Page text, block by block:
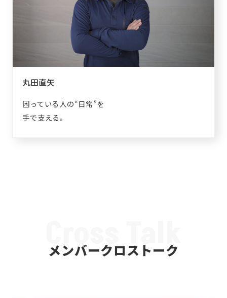
丸田直矢
困っている人の“日常”を
手で支える。
Cross Talk
メンバークロストーク